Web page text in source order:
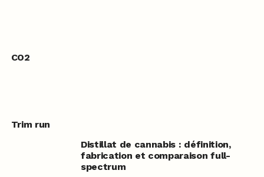
CO2
Trim run
Distillat de cannabis : définition,
fabrication et comparaison full-
spectrum